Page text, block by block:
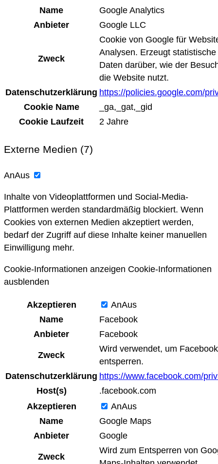
Name
Google Analytics
Anbieter
Google LLC
Zweck
Cookie von Google für
Analysen. Erzeugt statistische
Daten darüber, wie der
die Website nutzt.
Datenschutzerklärung https://policies.google.com/
Cookie Name
_ga,_gat,_gid
Cookie Laufzeit
2 Jahre
Externe Medien (7)
AnAus
Inhalte von Videoplattformen und Social-Media-
Plattformen werden standardmäßig blockiert. Wenn
Cookies von externen Medien akzeptiert werden,
bedarf der Zugriff auf diese Inhalte keiner manuellen
Einwilligung mehr.
Cookie-Informationen anzeigen Cookie-Informationen
ausblenden
Akzeptieren AnAus
Name
Facebook
Anbieter
Facebook
Zweck
Wird verwendet, um
entsperren.
Datenschutzerklärung https://www.facebook.com/
Host(s)
.facebook.com
Akzeptieren
AnAus
Name
Google Maps
Anbieter
Google
Zweck
Wird zum Entsperren von